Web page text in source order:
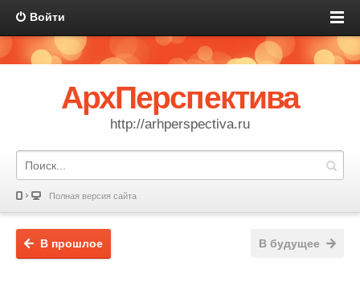
Войти
АрхПерспектива
http://arhperspectiva.ru
Полная версия сайта
В будущее
В прошлое